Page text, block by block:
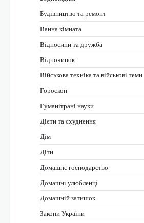
Будівництво та ремонт
Ванна кімната
Відносини та дружба
Відпочинок
Військова техніка та військові теми
Гороскоп
Гуманітрані науки
Дієти та схуднення
Дім
Діти
Домашнє господарство
Домашні улюбленці
Домашній затишок
Закони України